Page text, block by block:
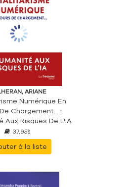
ARIANE
Numérique En
Chargement... :
Aux Risques De L'IA
37,95$
à la liste